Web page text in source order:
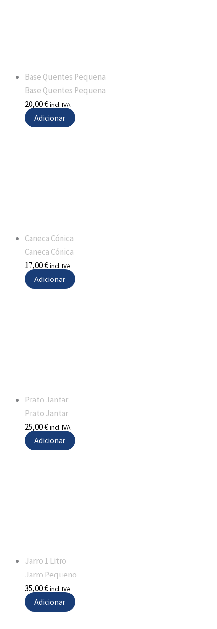
Base Quentes Pequena
Base Quentes Pequena
20,00€incl. IVA
Adicionar
Caneca Cónica
Caneca Cónica
17,00€incl. IVA
Adicionar
Prato Jantar
Prato Jantar
25,00€incl. IVA
Adicionar
Jarro 1 Litro
Jarro Pequeno
35,00€incl. IVA
Adicionar